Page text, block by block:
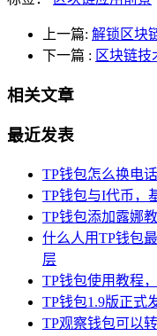
上一篇: 解锁区块
下一篇 : 区块链
相关文章
最近发表
TP钱包怎么换电
TP钱包与I代币，
TP钱包添加露娜
什么人用TP钱包
层
TP钱包使用教程
TP钱包1.9版正式
TP观察钱包可以